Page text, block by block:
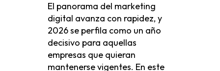
El panorama del marketing
digital avanza con rapidez, y
2026 se perfila como un año
decisivo para aquellas
empresas que quieran
mantenerse vigentes. En este